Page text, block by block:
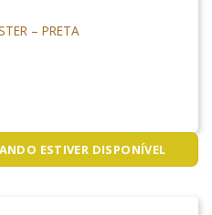
– PRETA
ESTIVER DISPONÍVEL